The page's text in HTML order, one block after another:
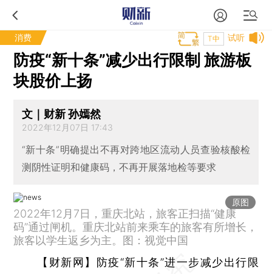
消费 试听
T中
防疫“新十条”减少出行限制 旅游板
块股价上扬
文｜财新 孙嫣然
2022年12月07日 17:43
“新十条”明确提出不再对跨地区流动人员查验核酸检
测阴性证明和健康码，不再开展落地检等要求
原图
2022年12月7日，重庆北站，旅客正扫描“健康
码”通过闸机。重庆北站前来乘车的旅客有所增长，
旅客以学生返乡为主。图：视觉中国
【财新网】 防疫“新十条”进一步减少出行限